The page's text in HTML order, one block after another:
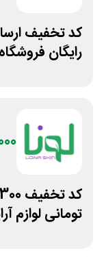
کد تخفیف
رایگان
تومانی لوازم